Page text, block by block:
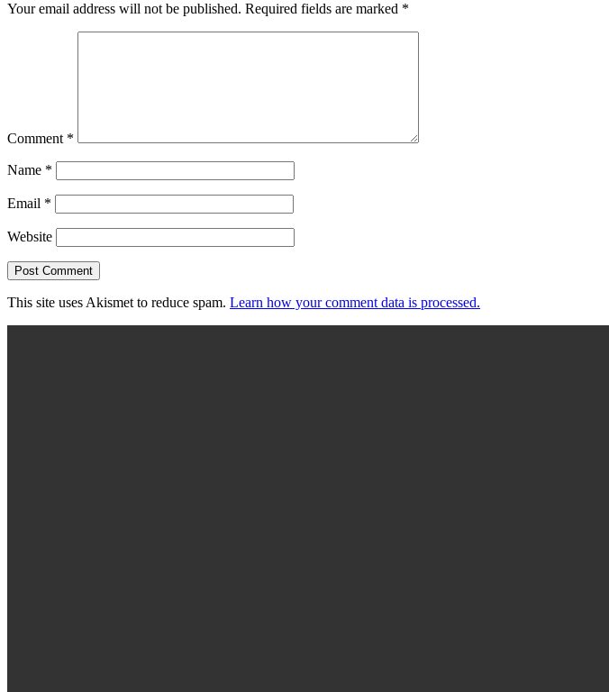
Your email address will not be published. Required fields are marked *
Comment *
Name *
Email *
Website
This site uses Akismet to reduce spam. Learn how your comment data is processed.